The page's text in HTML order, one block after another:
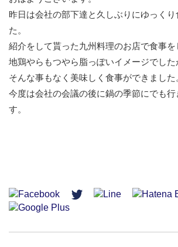
昨日は会社の部下達と久しぶりにゆっく
た。
紹介をして貰った九州料理のお店で食事
地鶏やらもつやら脂っぽいイメージでした
そんな事もなく美味しく食事ができました
今度は会社の会議の後に鍋の季節にでも行
す。